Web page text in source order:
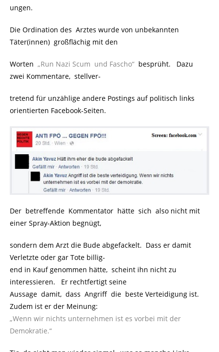
ungen.
Die Ordination des Arztes wurde von unbekannten
Täter(innen) großflächig mit den
Worten „Run Nazi Scum und Fascho“ besprüht. Dazu
zwei Kommentare, stellver-
tretend für unzählige andere Postings auf politisch links
orientierten Facebook-Seiten.
Der betreffende Kommentator hätte sich also nicht mit
einer Spray-Aktion begnügt,
sondern dem Arzt die Bude abgefackelt. Dass er damit
Verletzte oder gar Tote billig-
end in Kauf genommen hätte, scheint ihn nicht zu
interessieren. Er rechtfertigt seine
Aussage damit, dass Angriff die beste Verteidigung ist.
Zudem ist er der Meinung:
„Wenn wir nichts unternehmen ist es vorbei mit der
Demokratie.“